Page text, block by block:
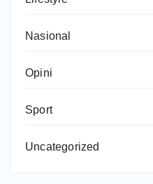
Nasional
Opini
Sport
Uncategorized